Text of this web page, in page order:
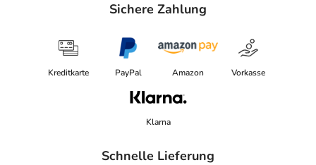
Sichere Zahlung
Kreditkarte PayPal Amazon Vorkasse
Klarna
Schnelle Lieferung